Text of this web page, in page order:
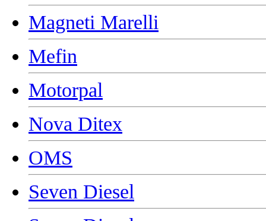
Magneti Marelli
Mefin
Motorpal
Nova Ditex
OMS
Seven Diesel